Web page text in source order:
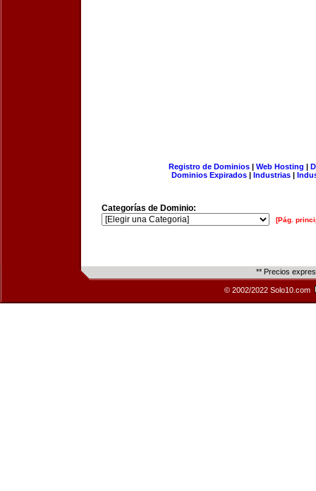
Registro de Dominios| Web Hosting |
Dominios Expirados | Industrias |
Categorías de Dominio:
[Pág.
** Precios
© 2002/2022 Solo10.com